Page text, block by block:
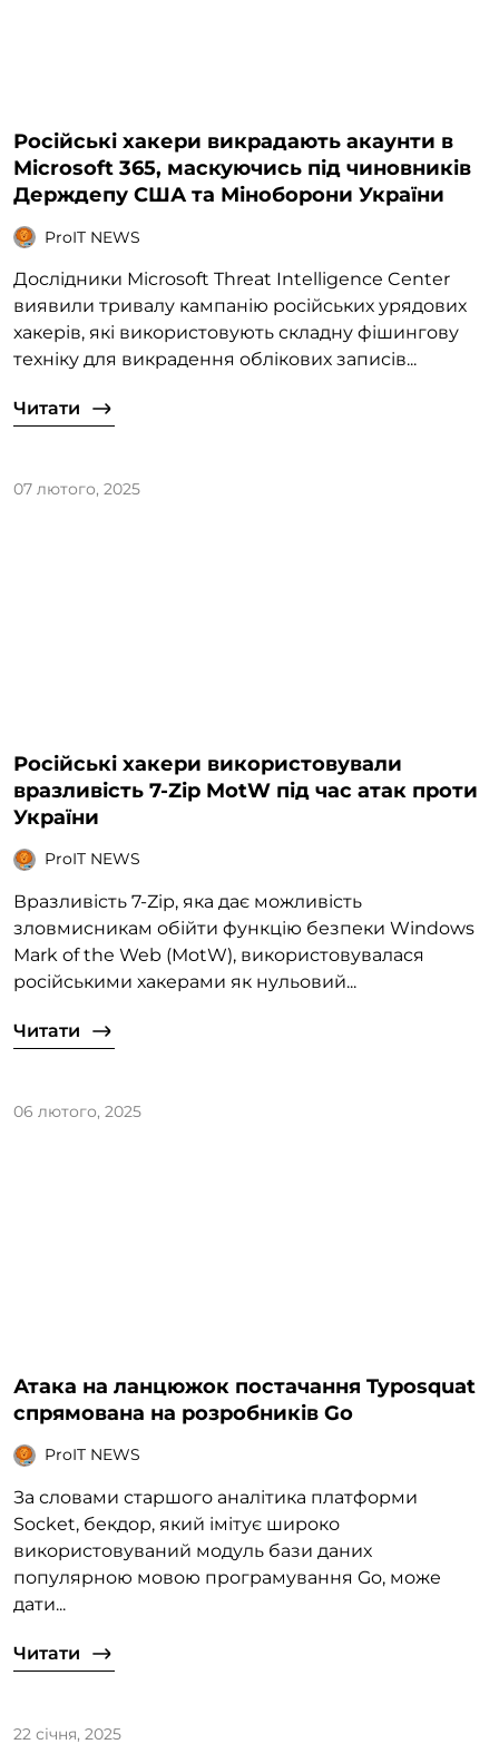
Російські хакери викрадають акаунти в
Microsoft 365, маскуючись під чиновників
Держдепу США та Міноборони України
ProIT NEWS
Дослідники Microsoft Threat Intelligence Center
виявили тривалу кампанію російських урядових
хакерів, які використовують складну фішингову
техніку для викрадення облікових записів...
Читати
07 лютого, 2025
Російські хакери використовували
вразливість 7-Zip MotW під час атак проти
України
ProIT NEWS
Вразливість 7-Zip, яка дає можливість
зловмисникам обійти функцію безпеки Windows
Mark of the Web (MotW), використовувалася
російськими хакерами як нульовий...
Читати
06 лютого, 2025
Атака на ланцюжок постачання Typosquat
спрямована на розробників Go
ProIT NEWS
За словами старшого аналітика платформи
Socket, бекдор, який імітує широко
використовуваний модуль бази даних
популярною мовою програмування Go, може
дати...
Читати
22 січня, 2025